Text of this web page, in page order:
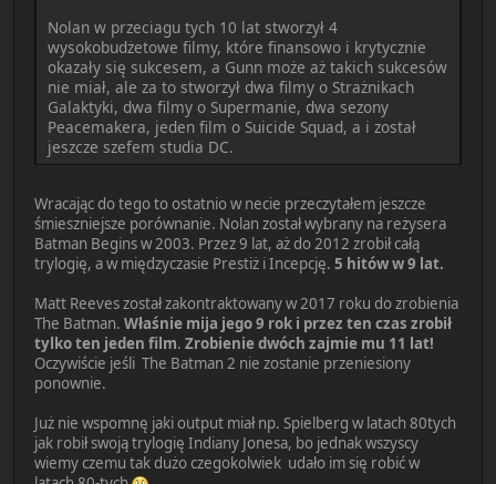
Nolan w przeciagu tych 10 lat stworzył 4
wysokobudżetowe filmy, które finansowo i krytycznie
okazały się sukcesem, a Gunn może aż takich sukcesów
nie miał, ale za to stworzył dwa filmy o Strażnikach
Galaktyki, dwa filmy o Supermanie, dwa sezony
Peacemakera, jeden film o Suicide Squad, a i został
jeszcze szefem studia DC.
Wracając do tego to ostatnio w necie przeczytałem jeszcze
śmieszniejsze porównanie. Nolan został wybrany na reżysera
Batman Begins w 2003. Przez 9 lat, aż do 2012 zrobił całą
trylogię, a w międzyczasie Prestiż i Incepcję. 5 hitów w 9 lat.
Matt Reeves został zakontraktowany w 2017 roku do zrobienia
The Batman. Właśnie mija jego 9 rok i przez ten czas zrobił
tylko ten jeden film. Zrobienie dwóch zajmie mu 11 lat!
Oczywiście jeśli The Batman 2 nie zostanie przeniesiony
ponownie.
Już nie wspomnę jaki output miał np. Spielberg w latach 80tych
jak robił swoją trylogię Indiany Jonesa, bo jednak wszyscy
wiemy czemu tak dużo czegokolwiek udało im się robić w